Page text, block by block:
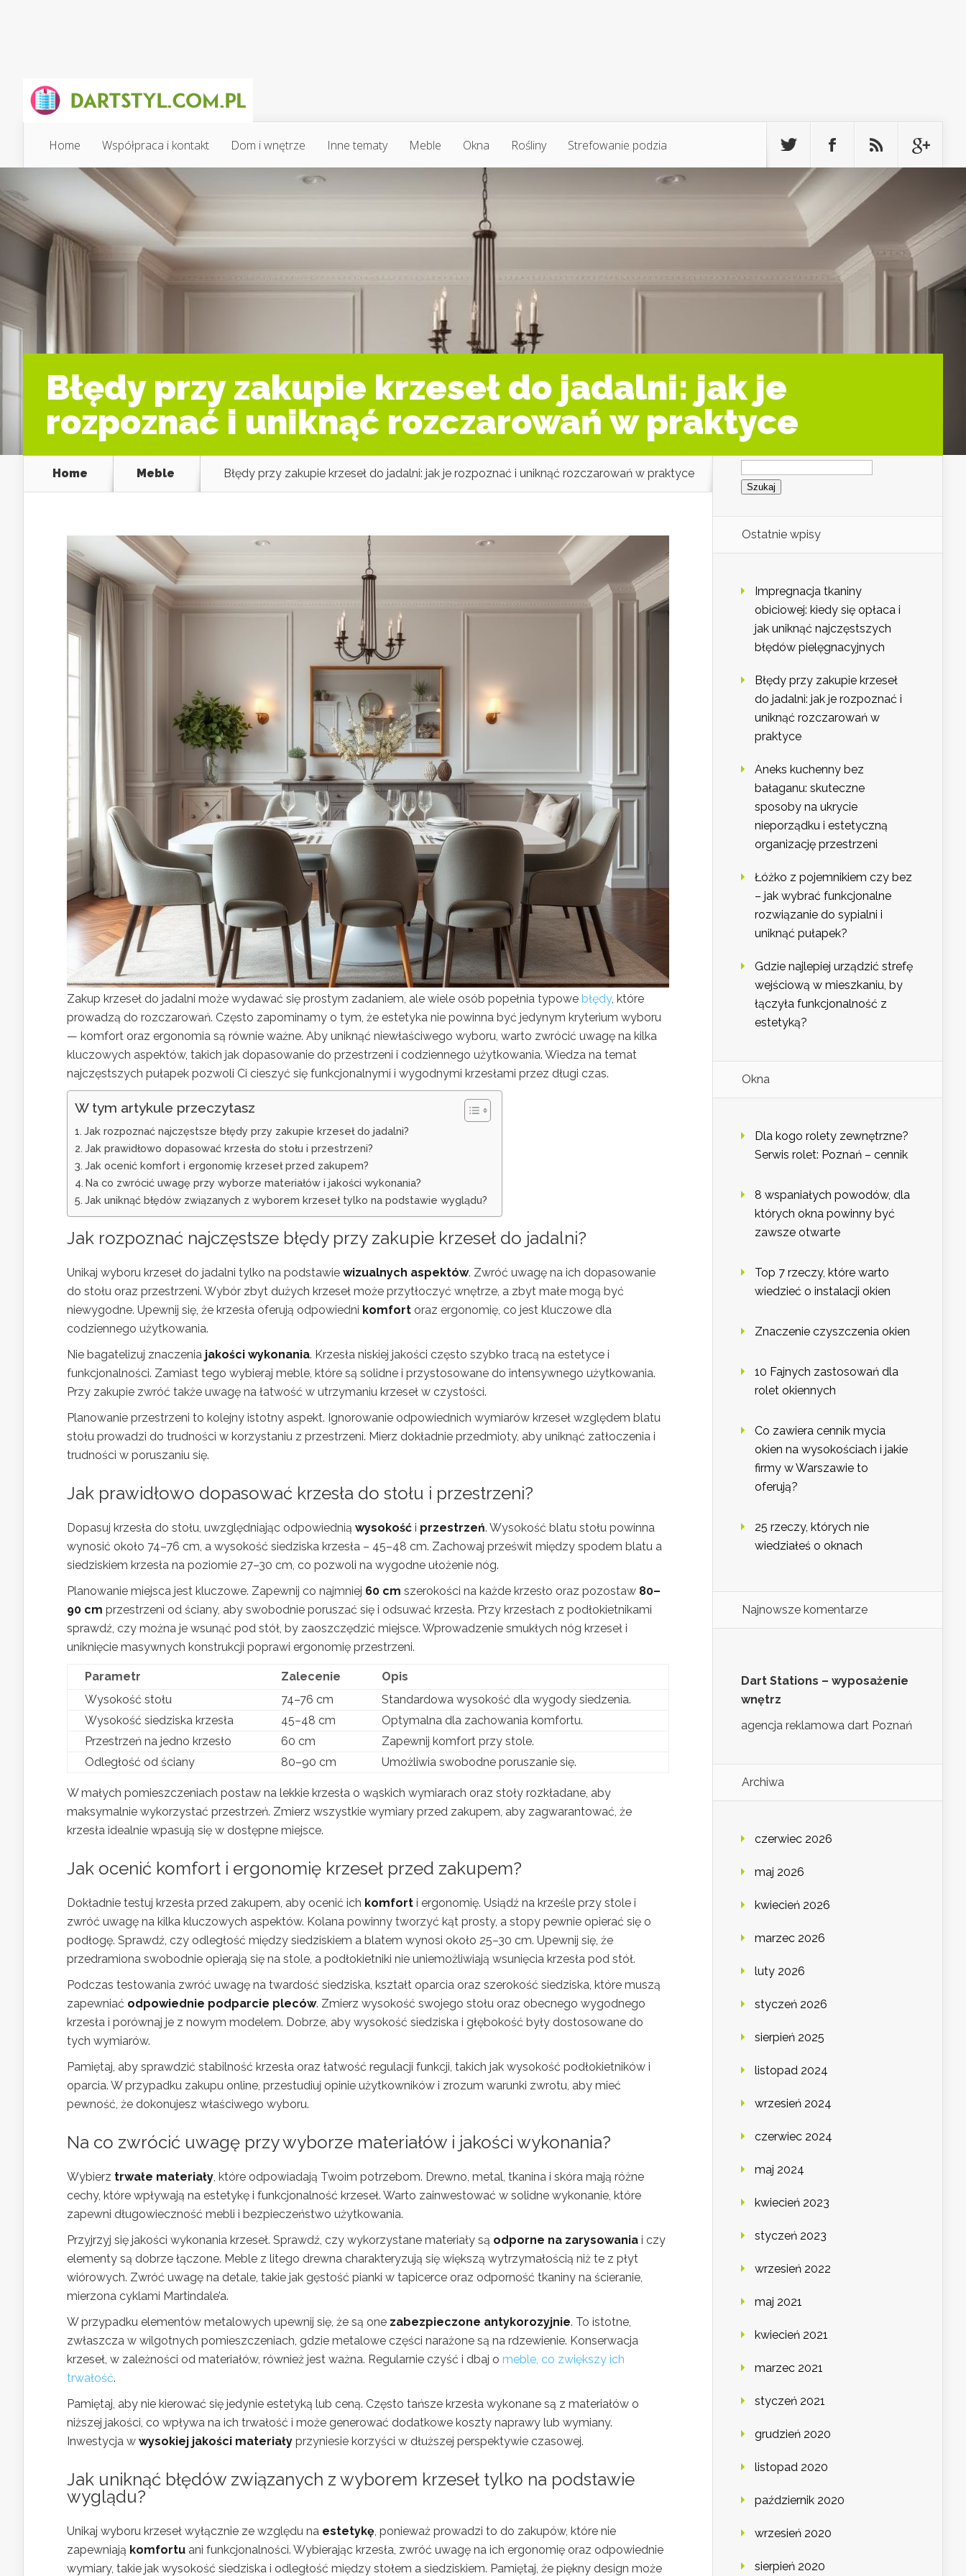
Home Współpraca i kontakt Dom i wnętrze Inne tematy Meble Okna Rośliny Strefowanie podzia
Błędy przy zakupie krzeseł do jadalni: jak je
rozpoznać i uniknąć rozczarowań w praktyce
Home Meble Błędy przy zakupie krzeseł do jadalni: jak je rozpoznać i uniknąć rozczarowań w praktyce
Zakup krzeseł do jadalni może wydawać się prostym zadaniem, ale wiele osób popełnia typowe błędy, które
prowadzą do rozczarowań. Często zapominamy o tym, że estetyka nie powinna być jedynym kryterium wyboru
— komfort oraz ergonomia są równie ważne. Aby uniknąć niewłaściwego wyboru, warto zwrócić uwagę na kilka
kluczowych aspektów, takich jak dopasowanie do przestrzeni i codziennego użytkowania. Wiedza na temat
najczęstszych pułapek pozwoli Ci cieszyć się funkcjonalnymi i wygodnymi krzesłami przez długi czas.
W tym artykule przeczytasz
Jak rozpoznać najczęstsze błędy przy zakupie krzeseł do jadalni?
Jak prawidłowo dopasować krzesła do stołu i przestrzeni?
Jak ocenić komfort i ergonomię krzeseł przed zakupem?
Na co zwrócić uwagę przy wyborze materiałów i jakości wykonania?
Jak uniknąć błędów związanych z wyborem krzeseł tylko na podstawie wyglądu?
Jak rozpoznać najczęstsze błędy przy zakupie krzeseł do jadalni?
Unikaj wyboru krzeseł do jadalni tylko na podstawie wizualnych aspektów. Zwróć uwagę na ich dopasowanie
do stołu oraz przestrzeni. Wybór zbyt dużych krzeseł może przytłoczyć wnętrze, a zbyt małe mogą być
niewygodne. Upewnij się, że krzesła oferują odpowiedni komfort oraz ergonomię, co jest kluczowe dla
codziennego użytkowania.
Nie bagatelizuj znaczenia jakości wykonania. Krzesła niskiej jakości często szybko tracą na estetyce i
funkcjonalności. Zamiast tego wybieraj meble, które są solidne i przystosowane do intensywnego użytkowania.
Przy zakupie zwróć także uwagę na łatwość w utrzymaniu krzeseł w czystości.
Planowanie przestrzeni to kolejny istotny aspekt. Ignorowanie odpowiednich wymiarów krzeseł względem blatu
stołu prowadzi do trudności w korzystaniu z przestrzeni. Mierz dokładnie przedmioty, aby uniknąć zatłoczenia i
trudności w poruszaniu się.
Jak prawidłowo dopasować krzesła do stołu i przestrzeni?
Dopasuj krzesła do stołu, uwzględniając odpowiednią wysokość i przestrzeń. Wysokość blatu stołu powinna
wynosić około 74–76 cm, a wysokość siedziska krzesła – 45–48 cm. Zachowaj prześwit między spodem blatu a
siedziskiem krzesła na poziomie 27–30 cm, co pozwoli na wygodne ułożenie nóg.
Planowanie miejsca jest kluczowe. Zapewnij co najmniej 60 cm szerokości na każde krzesło oraz pozostaw 80–
90 cm przestrzeni od ściany, aby swobodnie poruszać się i odsuwać krzesła. Przy krzesłach z podłokietnikami
sprawdź, czy można je wsunąć pod stół, by zaoszczędzić miejsce. Wprowadzenie smukłych nóg krzeseł i
uniknięcie masywnych konstrukcji poprawi ergonomię przestrzeni.
Parametr Zalecenie
Opis
Wysokość stołu
74–76 cm
Standardowa wysokość dla wygody siedzenia.
Wysokość siedziska krzesła
45–48 cm
Optymalna dla zachowania komfortu.
Przestrzeń na jedno krzesło
60 cm
Zapewnij komfort przy stole.
Odległość od ściany
80–90 cm Umożliwia swobodne poruszanie się.
W małych pomieszczeniach postaw na lekkie krzesła o wąskich wymiarach oraz stoły rozkładane, aby
maksymalnie wykorzystać przestrzeń. Zmierz wszystkie wymiary przed zakupem, aby zagwarantować, że
krzesła idealnie wpasują się w dostępne miejsce.
Jak ocenić komfort i ergonomię krzeseł przed zakupem?
Dokładnie testuj krzesła przed zakupem, aby ocenić ich komfort i ergonomię. Usiądź na krześle przy stole i
zwróć uwagę na kilka kluczowych aspektów. Kolana powinny tworzyć kąt prosty, a stopy pewnie opierać się o
podłogę. Sprawdź, czy odległość między siedziskiem a blatem wynosi około 25–30 cm. Upewnij się, że
przedramiona swobodnie opierają się na stole, a podłokietniki nie uniemożliwiają wsunięcia krzesła pod stół.
Podczas testowania zwróć uwagę na twardość siedziska, kształt oparcia oraz szerokość siedziska, które muszą
zapewniać odpowiednie podparcie pleców. Zmierz wysokość swojego stołu oraz obecnego wygodnego
krzesła i porównaj je z nowym modelem. Dobrze, aby wysokość siedziska i głębokość były dostosowane do
tych wymiarów.
Pamiętaj, aby sprawdzić stabilność krzesła oraz łatwość regulacji funkcji, takich jak wysokość podłokietników i
oparcia. W przypadku zakupu online, przestudiuj opinie użytkowników i zrozum warunki zwrotu, aby mieć
pewność, że dokonujesz właściwego wyboru.
Na co zwrócić uwagę przy wyborze materiałów i jakości wykonania?
Wybierz trwałe materiały , które odpowiadają Twoim potrzebom. Drewno, metal, tkanina i skóra mają różne
cechy, które wpływają na estetykę i funkcjonalność krzeseł. Warto zainwestować w solidne wykonanie, które
zapewni długowieczność mebli i bezpieczeństwo użytkowania.
Przyjrzyj się jakości wykonania krzeseł. Sprawdź, czy wykorzystane materiały są odporne na zarysowania i czy
elementy są dobrze łączone. Meble z litego drewna charakteryzują się większą wytrzymałością niż te z płyt
wiórowych. Zwróć uwagę na detale, takie jak gęstość pianki w tapicerce oraz odporność tkaniny na ścieranie,
mierzona cyklami Martindale’a.
W przypadku elementów metalowych upewnij się, że są one zabezpieczone antykorozyjnie. To istotne,
zwłaszcza w wilgotnych pomieszczeniach, gdzie metalowe części narażone są na rdzewienie. Konserwacja
krzeseł, w zależności od materiałów, również jest ważna. Regularnie czyść i dbaj o meble, co zwiększy ich
trwałość.
Pamiętaj, aby nie kierować się jedynie estetyką lub ceną. Często tańsze krzesła wykonane są z materiałów o
niższej jakości, co wpływa na ich trwałość i może generować dodatkowe koszty naprawy lub wymiany.
Inwestycja w wysokiej jakości materiały przyniesie korzyści w dłuższej perspektywie czasowej.
Jak uniknąć błędów związanych z wyborem krzeseł tylko na podstawie
wyglądu?
Unikaj wyboru krzeseł wyłącznie ze względu na estetykę , ponieważ prowadzi to do zakupów, które nie
zapewniają komfortu ani funkcjonalności. Wybierając krzesła, zwróć uwagę na ich ergonomię oraz odpowiednie
wymiary, takie jak wysokość siedziska i odległość między stołem a siedziskiem. Pamiętaj, że piękny design może
Szukaj:
Ostatnie wpisy
Impregnacja tkaniny
obiciowej: kiedy się opłaca i
jak uniknąć najczęstszych
błędów pielęgnacyjnych
Błędy przy zakupie krzeseł
do jadalni: jak je rozpoznać i
uniknąć rozczarowań w
praktyce
Aneks kuchenny bez
bałaganu: skuteczne
sposoby na ukrycie
nieporządku i estetyczną
organizację przestrzeni
Łóżko z pojemnikiem czy bez
– jak wybrać funkcjonalne
rozwiązanie do sypialni i
uniknąć pułapek?
Gdzie najlepiej urządzić strefę
wejściową w mieszkaniu, by
łączyła funkcjonalność z
estetyką?
Okna
Dla kogo rolety zewnętrzne?
Serwis rolet: Poznań – cennik
8 wspaniałych powodów, dla
których okna powinny być
zawsze otwarte
Top 7 rzeczy, które warto
wiedzieć o instalacji okien
Znaczenie czyszczenia okien
10 Fajnych zastosowań dla
rolet okiennych
Co zawiera cennik mycia
okien na wysokościach i jakie
firmy w Warszawie to
oferują?
25 rzeczy, których nie
wiedziałeś o oknach
Najnowsze komentarze
Dart Stations – wyposażenie
wnętrz
agencja reklamowa dart Poznań
Archiwa
czerwiec 2026
maj 2026
kwiecień 2026
marzec 2026
luty 2026
styczeń 2026
sierpień 2025
listopad 2024
wrzesień 2024
czerwiec 2024
maj 2024
kwiecień 2023
styczeń 2023
wrzesień 2022
maj 2021
kwiecień 2021
marzec 2021
styczeń 2021
grudzień 2020
listopad 2020
październik 2020
wrzesień 2020
sierpień 2020